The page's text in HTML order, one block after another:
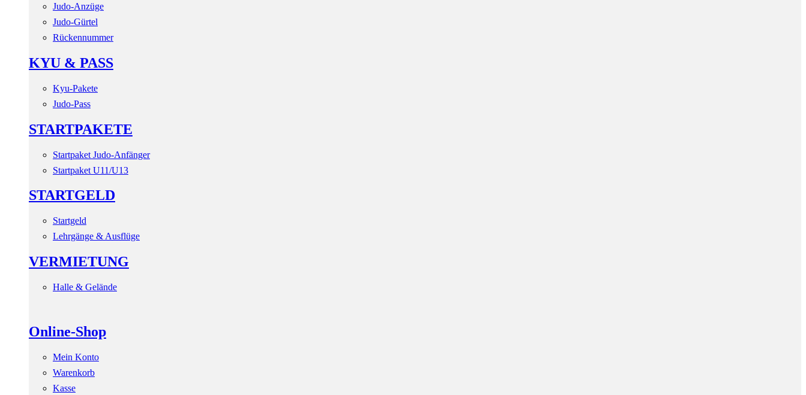
Judo-Anzüge
Judo-Gürtel
Rückennummer
KYU & PASS
Kyu-Pakete
Judo-Pass
STARTPAKETE
Startpaket Judo-Anfänger
Startpaket U11/U13
STARTGELD
Startgeld
Lehrgänge & Ausflüge
VERMIETUNG
Halle & Gelände
Online-Shop
Mein Konto
Warenkorb
Kasse